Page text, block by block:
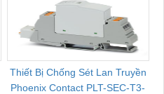
Thiết Bị Chống Sét Lan Truyền
Phoenix Contact PLT-SEC-T3-